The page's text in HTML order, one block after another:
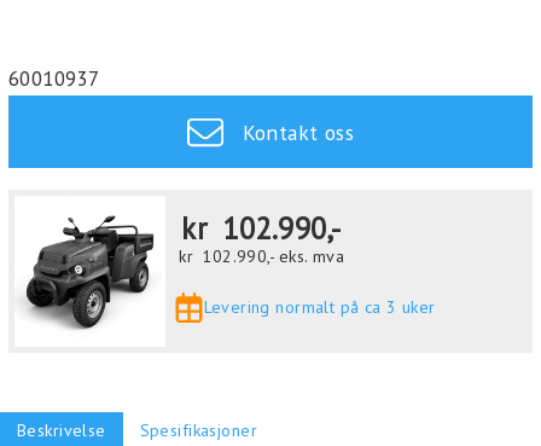
60010937
Kontakt oss
kr 102.990,-
kr 102.990,- eks. mva
Levering normalt på ca 3 uker
Beskrivelse Spesifikasjoner